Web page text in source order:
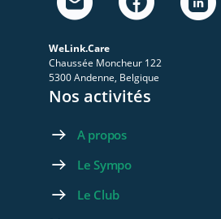
WeLink.Care
Chaussée Moncheur 122
5300 Andenne, Belgique
Nos activités
A propos
Le Sympo
Le Club